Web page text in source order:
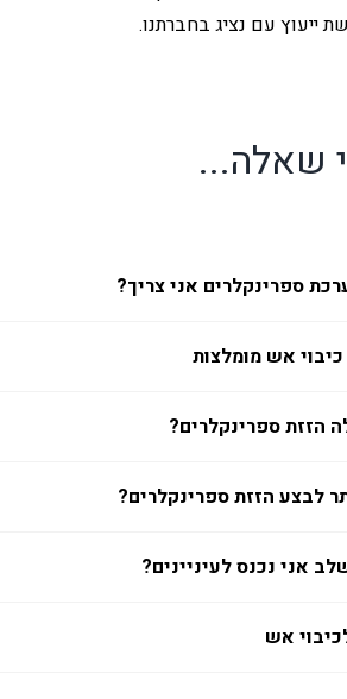
ייעוץ עם נציג בחברתנו.
שאלה...
ספרינקלרים אני צריך?
אש מומלצות
הזזת ספרינקלרים?
לבצע הזזת ספרינקלרים?
אני נכנס לעיניינים?
אש